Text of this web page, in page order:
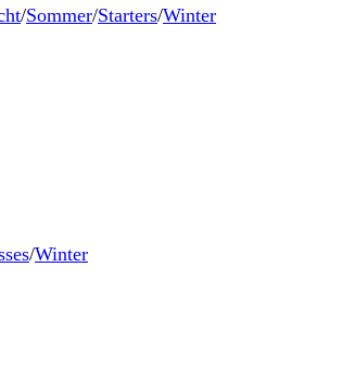
/Sommer/Starters/Winter
/Winter